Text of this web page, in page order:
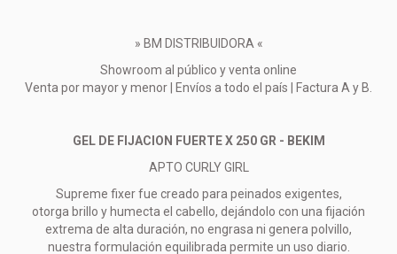
» BM DISTRIBUIDORA «
Showroom al público y venta online
Venta por mayor y menor | Envíos a todo el país | Factura A y B.
GEL DE FIJACION FUERTE X 250 GR - BEKIM
APTO CURLY GIRL
Supreme fixer fue creado para peinados exigentes,
otorga brillo y humecta el cabello, dejándolo con una fijación
extrema de alta duración, no engrasa ni genera polvillo,
nuestra formulación equilibrada permite un uso diario.